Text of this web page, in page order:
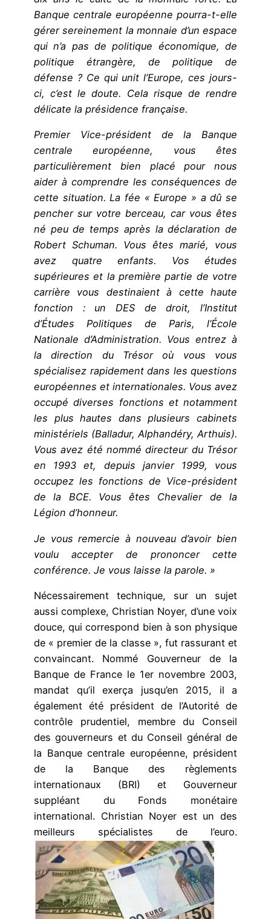
Banque centrale européenne pourra-t-elle
gérer sereinement la monnaie d’un espace
qui n’a pas de politique économique, de
politique étrangère, de politique de
défense ? Ce qui unit l’Europe, ces jours-
ci, c’est le doute. Cela risque de rendre
délicate la présidence française.
Premier Vice-président de la Banque
centrale européenne, vous êtes
particulièrement bien placé pour nous
aider à comprendre les conséquences de
cette situation. La fée « Europe » a dû se
pencher sur votre berceau, car vous êtes
né peu de temps après la déclaration de
Robert Schuman. Vous êtes marié, vous
avez quatre enfants. Vos études
supérieures et la première partie de votre
carrière vous destinaient à cette haute
fonction : un DES de droit, l’Institut
d’Études Politiques de Paris, l’École
Nationale d’Administration. Vous entrez à
la direction du Trésor où vous vous
spécialisez rapidement dans les questions
européennes et internationales. Vous avez
occupé diverses fonctions et notamment
les plus hautes dans plusieurs cabinets
ministériels (Balladur, Alphandéry, Arthuis).
Vous avez été nommé directeur du Trésor
en 1993 et, depuis janvier 1999, vous
occupez les fonctions de Vice-président
de la BCE. Vous êtes Chevalier de la
Légion d’honneur.
Je vous remercie à nouveau d’avoir bien
voulu accepter de prononcer cette
conférence. Je vous laisse la parole. »
Nécessairement technique, sur un sujet
aussi complexe, Christian Noyer, d’une voix
douce, qui correspond bien à son physique
de « premier de la classe », fut rassurant et
convaincant. Nommé Gouverneur de la
Banque de France le 1er novembre 2003,
mandat qu’il exerça jusqu’en 2015, il a
également été président de l’Autorité de
contrôle prudentiel, membre du Conseil
des gouverneurs et du Conseil général de
la Banque centrale européenne, président
de la Banque des règlements
internationaux (BRI) et Gouverneur
suppléant du Fonds monétaire
international. Christian Noyer est un des
meilleurs spécialistes de l’euro.